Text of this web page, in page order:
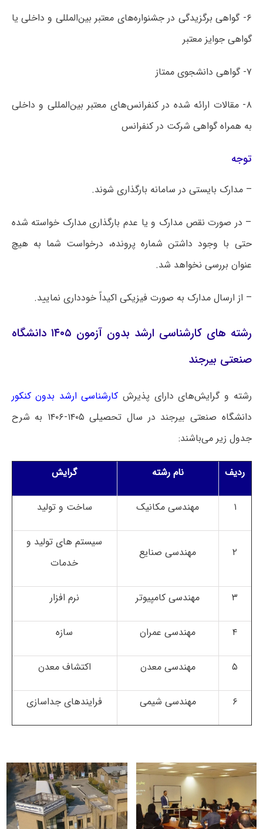
۶- گواهی برگزیدگی در جشنواره‌های معتبر بین‌المللی و داخلی یا
گواهی جوایز معتبر
۷- گواهی دانشجوی ممتاز
۸- مقالات ارائه شده در کنفرانس‌های معتبر بین‌المللی و داخلی
به همراه گواهی شرکت در کنفرانس
توجه
– مدارک بایستی در سامانه بارگذاری شوند.
– در صورت نقص مدارک و یا عدم بارگذاری مدارک خواسته شده
حتی با وجود داشتن شماره پرونده، درخواست شما به هیچ
عنوان بررسی نخواهد شد.
– از ارسال مدارک به صورت فیزیکی اکیداً خودداری نمایید.
رشته های کارشناسی ارشد بدون آزمون ۱۴۰۵ دانشگاه
صنعتی بیرجند
رشته و گرایش‌های دارای پذیرش کارشناسی ارشد بدون کنکور
دانشگاه صنعتی بیرجند در سال تحصیلی ۱۴۰۵-۱۴۰۶ به شرح
جدول زیر می‌باشند:
ردیف نام رشته گرایش
۱ مهندسی مکانیک ساخت و تولید
۲ مهندسی صنایع
سیستم های تولید و
خدمات
۳ مهندسی کامپیوتر نرم افزار
۴ مهندسی عمران سازه
۵ مهندسی معدن اکتشاف معدن
۶ مهندسی شیمی فرایندهای جداسازی